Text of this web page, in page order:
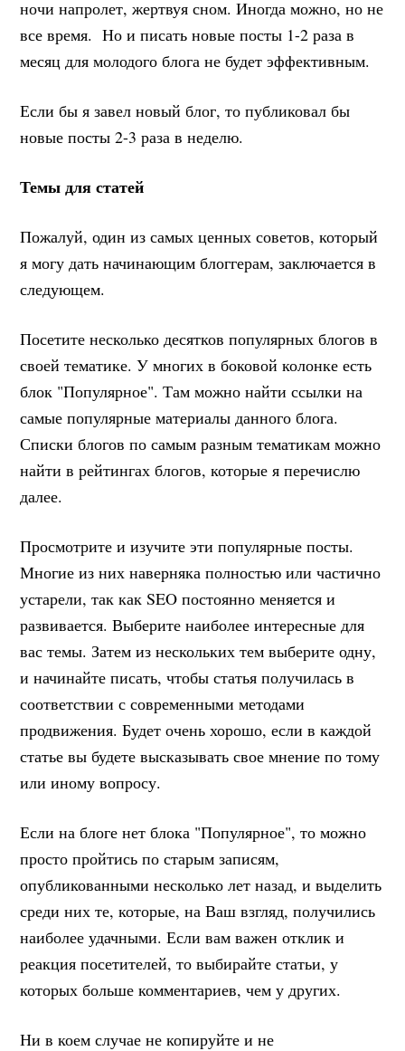
ночи напролет, жертвуя сном. Иногда можно, но не
все время. Но и писать новые посты 1-2 раза в
месяц для молодого блога не будет эффективным.
Если бы я завел новый блог, то публиковал бы
новые посты 2-3 раза в неделю.
Темы для статей
Пожалуй, один из самых ценных советов, который
я могу дать начинающим блоггерам, заключается в
следующем.
Посетите несколько десятков популярных блогов в
своей тематике. У многих в боковой колонке есть
блок "Популярное". Там можно найти ссылки на
самые популярные материалы данного блога.
Списки блогов по самым разным тематикам можно
найти в рейтингах блогов, которые я перечислю
далее.
Просмотрите и изучите эти популярные посты.
Многие из них наверняка полностью или частично
устарели, так как SEO постоянно меняется и
развивается. Выберите наиболее интересные для
вас темы. Затем из нескольких тем выберите одну,
и начинайте писать, чтобы статья получилась в
соответствии с современными методами
продвижения. Будет очень хорошо, если в каждой
статье вы будете высказывать свое мнение по тому
или иному вопросу.
Если на блоге нет блока "Популярное", то можно
просто пройтись по старым записям,
опубликованными несколько лет назад, и выделить
среди них те, которые, на Ваш взгляд, получились
наиболее удачными. Если вам важен отклик и
реакция посетителей, то выбирайте статьи, у
которых больше комментариев, чем у других.
Ни в коем случае не копируйте и не